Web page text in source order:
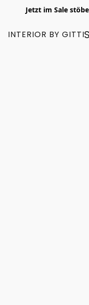
Jetzt im Sale
INTERIOR BY GITTI